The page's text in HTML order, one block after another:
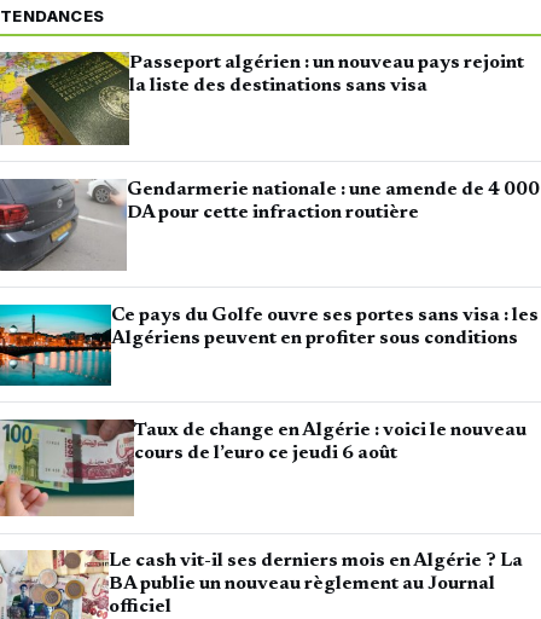
TENDANCES
Passeport algérien : un nouveau pays rejoint
la liste des destinations sans visa
Gendarmerie nationale : une amende de 4 000
DA pour cette infraction routière
Ce pays du Golfe ouvre ses portes sans visa : les
Algériens peuvent en profiter sous conditions
Taux de change en Algérie : voici le nouveau
cours de l’euro ce jeudi 6 août
Le cash vit-il ses derniers mois en Algérie ? La
BA publie un nouveau règlement au Journal
officiel